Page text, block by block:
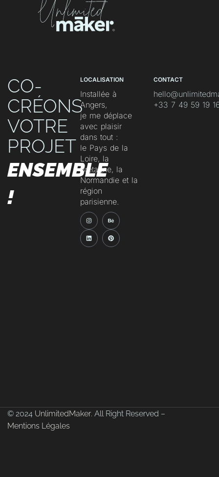
CO-
CRÉONS
VOTRE
PROJET
ENSEMBLE
!
LOCALISATION
Installée à
Angers,
je me déplace
avec plaisir
dans tout :
le Pays de la
Loire, la
Bretagne, la
Normandie et la
région
parisienne.
CONTACT
‭+33 7 49 59 19
© 2024 UnlimitedMaker. All Right Reserved –
Mentions Légales